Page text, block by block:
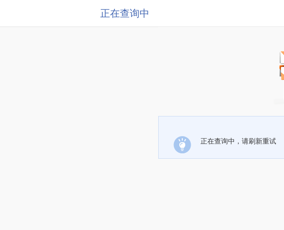
正在查询中
正在查询中，请刷新重试